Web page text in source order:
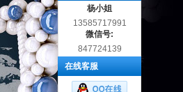
杨小姐
13585717991
微信号:
847724139
在线客服